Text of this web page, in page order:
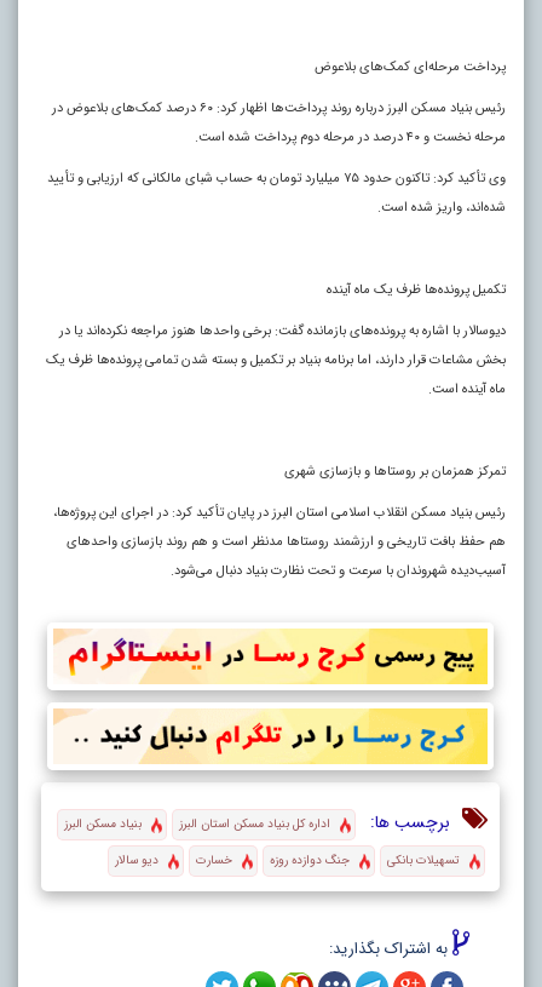
پرداخت مرحله‌ای کمک‌های بلاعوض
رئیس بنیاد مسکن البرز درباره روند پرداخت‌ها اظهار کرد: ۶۰ درصد کمک‌های بلاعوض در
مرحله نخست و ۴۰ درصد در مرحله دوم پرداخت شده است.
وی تأکید کرد: تاکنون حدود ۷۵ میلیارد تومان به حساب شبای مالکانی که ارزیابی و تأیید
شده‌اند، واریز شده است.
تکمیل پرونده‌ها ظرف یک ماه آینده
دیوسالار با اشاره به پرونده‌های بازمانده گفت: برخی واحدها هنوز مراجعه نکرده‌اند یا در
بخش مشاعات قرار دارند، اما برنامه بنیاد بر تکمیل و بسته شدن تمامی پرونده‌ها ظرف یک
ماه آینده است.
تمرکز همزمان بر روستاها و بازسازی شهری
رئیس بنیاد مسکن انقلاب اسلامی استان البرز در پایان تأکید کرد:‌ در اجرای این پروژه‌ها،
هم حفظ بافت تاریخی و ارزشمند روستاها مدنظر است و هم روند بازسازی واحدهای
آسیب‌دیده شهروندان با سرعت و تحت نظارت بنیاد دنبال می‌شود.
برچسب ها: اداره کل بنیاد مسکن استان البرز
بنیاد مسکن البرز
تسهیلات بانکی
جنگ دوازده روزه خسارت دیو سالار
به اشتراک بگذارید: